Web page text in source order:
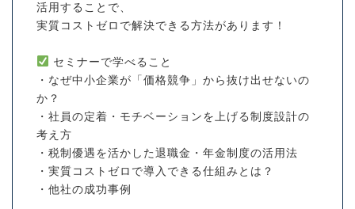
活用することで、
実質コストゼロで解決できる方法があります！
セミナーで学べること
・なぜ中小企業が「価格競争」から抜け出せないの
か？
・社員の定着・モチベーションを上げる制度設計の
考え方
・税制優遇を活かした退職金・年金制度の活用法
・実質コストゼロで導入できる仕組みとは？
・他社の成功事例